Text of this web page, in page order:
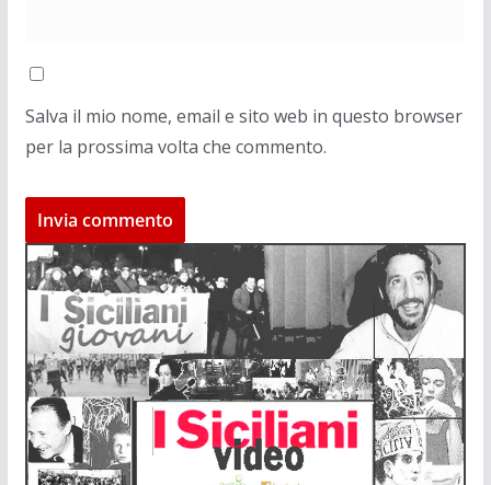
Salva il mio nome, email e sito web in questo browser
per la prossima volta che commento.